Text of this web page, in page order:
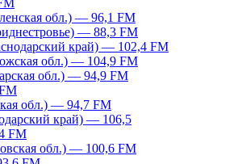
обл.) — 96,1 FM
— 88,3 FM
край) — 102,4 FM
обл.) — 104,9 FM
обл.) — 94,9 FM
обл.) — 94,7 FM
край) — 106,5
FM
обл.) — 100,6 FM